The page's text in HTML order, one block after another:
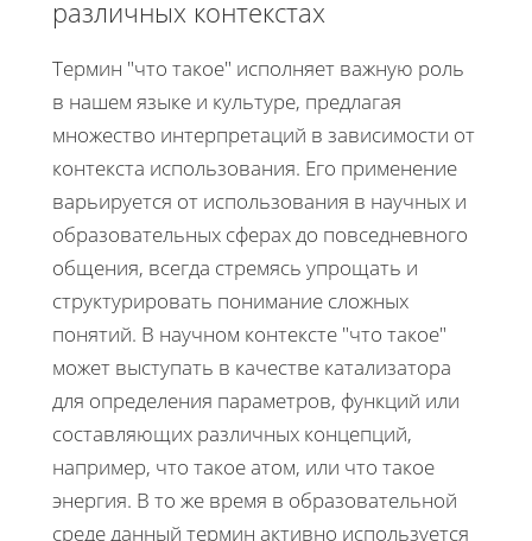
различных контекстах
Термин "что такое" исполняет важную роль
в нашем языке и культуре, предлагая
множество интерпретаций в зависимости от
контекста использования. Его применение
варьируется от использования в научных и
образовательных сферах до повседневного
общения, всегда стремясь упрощать и
структурировать понимание сложных
понятий. В научном контексте "что такое"
может выступать в качестве катализатора
для определения параметров, функций или
составляющих различных концепций,
например, что такое атом, или что такое
энергия. В то же время в образовательной
среде данный термин активно используется